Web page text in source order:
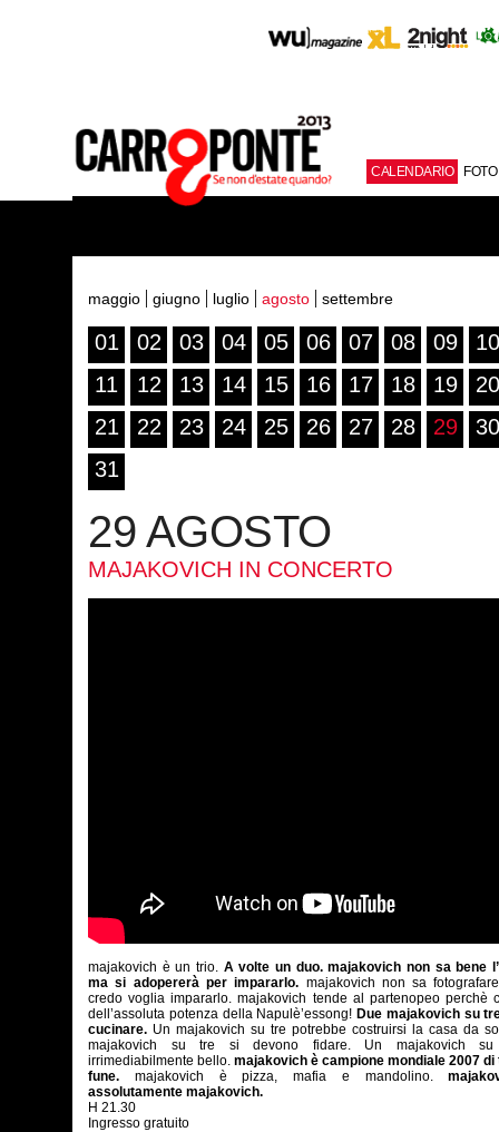
CALENDARIO FOTO
maggio giugno luglio agosto settembre
01 02 03 04 05 06 07 08 09
10
11
12 13 14 15 16 17 18 19
20
21
22 23 24 25 26 27 28 29
30
31
29 AGOSTO
MAJAKOVICH IN CONCERTO
majakovich è un trio. A volte un duo. majakovich non sa bene
ma si adopererà per impararlo. majakovich non sa
credo voglia impararlo. majakovich tende al partenopeo perchè
dell’assoluta potenza della Napulè’essong! Due majakovich su
cucinare. Un majakovich su tre potrebbe costruirsi la casa da
majakovich su tre si devono fidare. Un majakovich
irrimediabilmente bello. majakovich è campione mondiale 2007 di
fune. majakovich è pizza, mafia e mandolino.
assolutamente majakovich.
H 21.30
Ingresso gratuito